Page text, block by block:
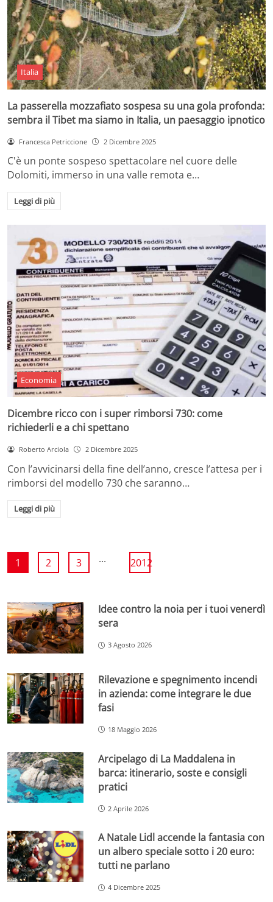
Italia
La passerella mozzafiato sospesa su una gola profonda:
sembra il Tibet ma siamo in Italia, un paesaggio ipnotico
Francesca Petriccione 2 Dicembre 2025
C'è un ponte sospeso spettacolare nel cuore delle
Dolomiti, immerso in una valle remota e…
Leggi di più
Economia
Dicembre ricco con i super rimborsi 730: come
richiederli e a chi spettano
Roberto Arciola 2 Dicembre 2025
Con l’avvicinarsi della fine dell’anno, cresce l’attesa per i
rimborsi del modello 730 che saranno…
Leggi di più
1 2 3 ... 2012
Idee contro la noia per i tuoi venerdì
sera
3 Agosto 2026
Rilevazione e spegnimento incendi
in azienda: come integrare le due
fasi
18 Maggio 2026
Arcipelago di La Maddalena in
barca: itinerario, soste e consigli
pratici
2 Aprile 2026
A Natale Lidl accende la fantasia con
un albero speciale sotto i 20 euro:
tutti ne parlano
4 Dicembre 2025